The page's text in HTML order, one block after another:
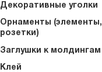
Декоративные уголки
Орнаменты (элементы,
розетки)
Заглушки к молдингам
Клей